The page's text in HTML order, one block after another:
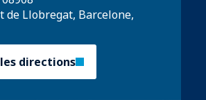
de Llobregat, Barcelone,
directions